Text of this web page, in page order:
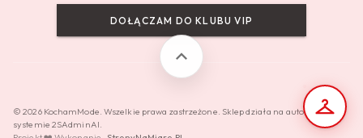
DOŁĄCZAM DO KLUBU VIP
© 2026 KochamMode. Wszelkie prawa zastrzeżone. Sklep działa na autorskim
systemie 2SAdminAI.